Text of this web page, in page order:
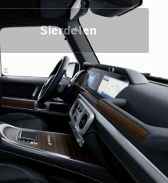
Sierdelen